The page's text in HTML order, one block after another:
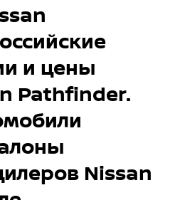
и цены
Pathfinder.
Nissan